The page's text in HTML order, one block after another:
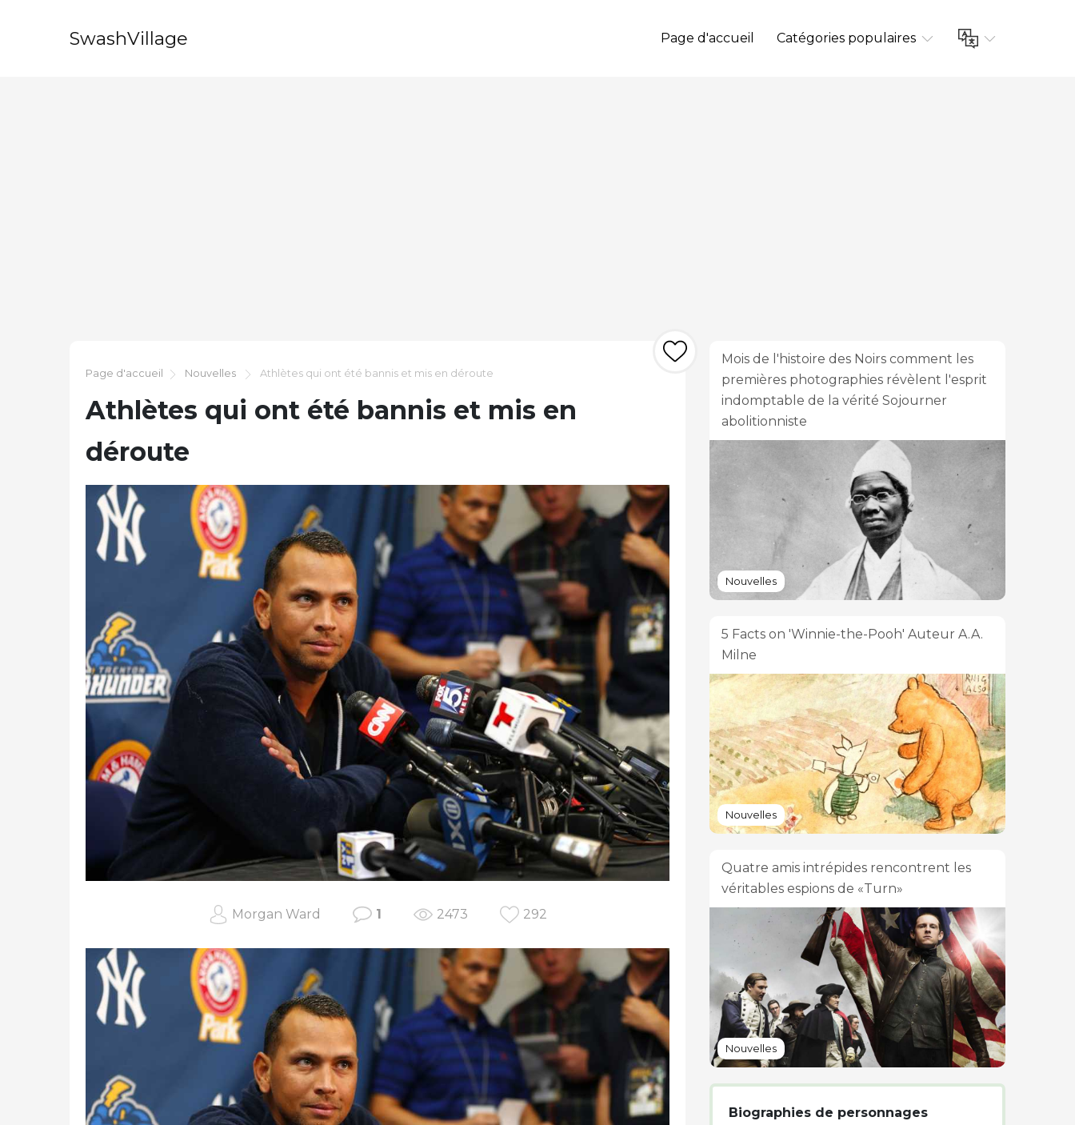
SwashVillage Page d'accueil Catégories populaires
Page d'accueil Nouvelles Athlètes qui ont été bannis et mis en déroute
Athlètes qui ont été bannis et mis en
déroute
Morgan Ward 1 2473 292
Mois de l'histoire des Noirs comment les
premières photographies révèlent l'esprit
indomptable de la vérité Sojourner
abolitionniste
Nouvelles
5 Facts on 'Winnie-the-Pooh' Auteur A.A.
Milne
Nouvelles
Quatre amis intrépides rencontrent les
véritables espions de «Turn»
Nouvelles
Biographies de personnages